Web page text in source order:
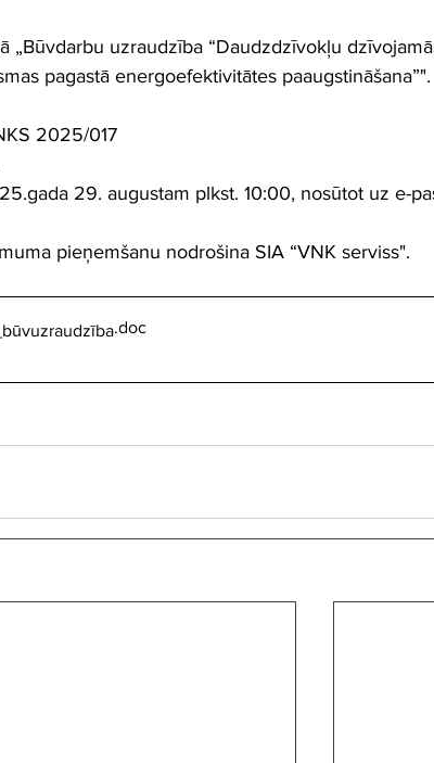
„Būvdarbu uzraudzība “Daudzdzīvokļu
pagastā energoefektivitātes paaugstināšana”".
2025/017
29. augustam plkst. 10:00, nosūtot uz e-
pieņemšanu nodrošina SIA “VNK serviss".
.doc